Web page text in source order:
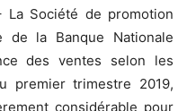
La Société de promotion
de la Banque Nationale
des ventes selon les
premier trimestre 2019,
considérable pour